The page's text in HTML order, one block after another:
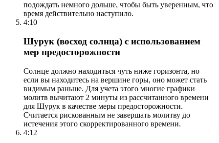
подождать немного дольше, чтобы быть уверенным, что
время действительно наступило.
4:10
Шурук (восход солнца) с использованием
мер предосторожности
Солнце должно находиться чуть ниже горизонта, но
если вы находитесь на вершине горы, оно может стать
видимым раньше. Для учета этого многие графики
молитв вычитают 2 минуты из рассчитанного времени
для Шурук в качестве меры предосторожности.
Считается рискованным не завершать молитву до
истечения этого скорректированного времени.
4:12